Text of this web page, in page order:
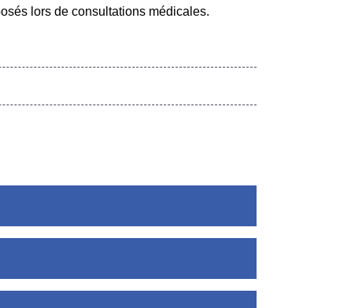
lors de consultations médicales.